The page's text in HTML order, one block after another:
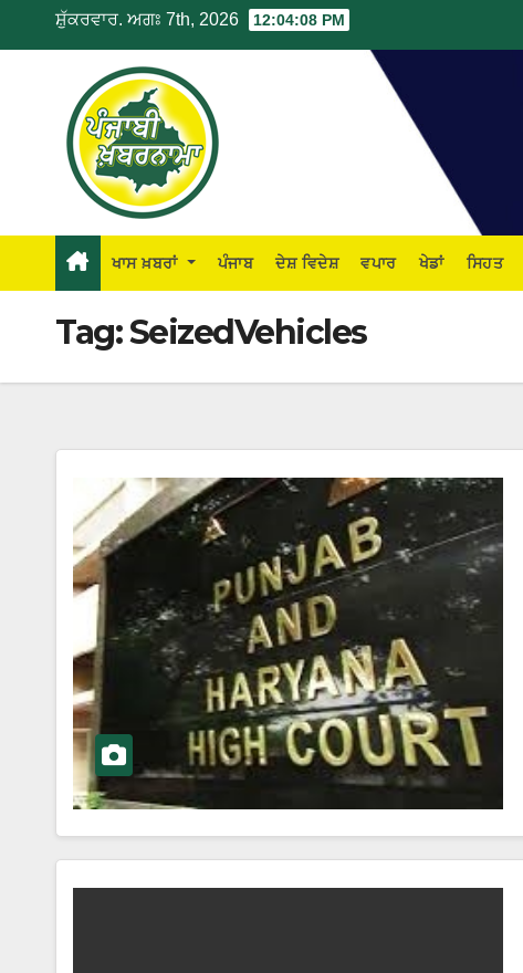
ਸ਼ੁੱਕਰਵਾਰ. ਅਗਃ 7th, 2026 12:04:09 PM
ਖਾਸ ਖ਼ਬਰਾਂ ਪੰਜਾਬ ਦੇਸ਼ ਵਿਦੇਸ਼ ਵਪਾਰ ਖੇਡਾਂ ਸਿਹਤ
Tag:SeizedVehicles